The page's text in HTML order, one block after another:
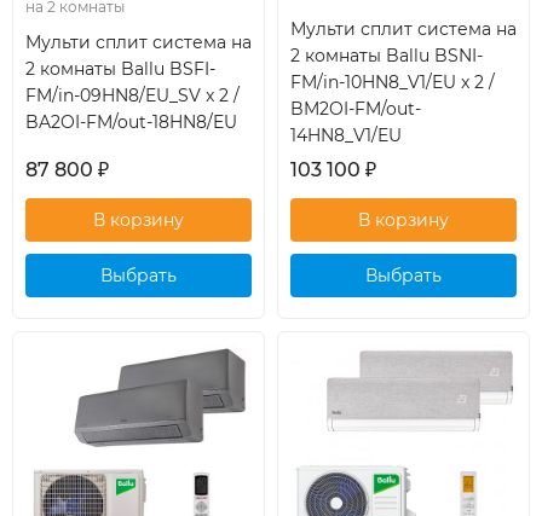
на 2 комнаты
Мульти сплит система на
2 комнаты Ballu BSFI-
FM/in-09HN8/EU_SV x 2 /
BA2OI-FM/out-18HN8/EU
87 800 ₽
Выбрать
Мульти сплит система на
2 комнаты Ballu BSNI-
FM/in-10HN8_V1/EU x 2 /
BM2OI-FM/out-
14HN8_V1/EU
103 100 ₽
Выбрать